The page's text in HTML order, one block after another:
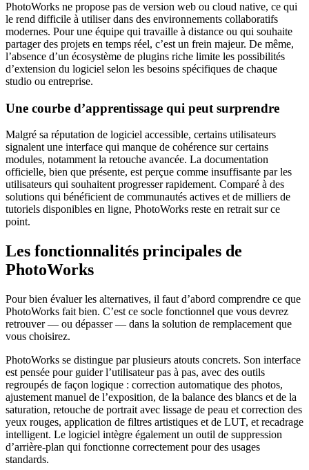
PhotoWorks ne propose pas de version web ou cloud native, ce qui
le rend difficile à utiliser dans des environnements collaboratifs
modernes. Pour une équipe qui travaille à distance ou qui souhaite
partager des projets en temps réel, c’est un frein majeur. De même,
l’absence d’un écosystème de plugins riche limite les possibilités
d’extension du logiciel selon les besoins spécifiques de chaque
studio ou entreprise.
Une courbe d’apprentissage qui peut surprendre
Malgré sa réputation de logiciel accessible, certains utilisateurs
signalent une interface qui manque de cohérence sur certains
modules, notamment la retouche avancée. La documentation
officielle, bien que présente, est perçue comme insuffisante par les
utilisateurs qui souhaitent progresser rapidement. Comparé à des
solutions qui bénéficient de communautés actives et de milliers de
tutoriels disponibles en ligne, PhotoWorks reste en retrait sur ce
point.
Les fonctionnalités principales de
PhotoWorks
Pour bien évaluer les alternatives, il faut d’abord comprendre ce que
PhotoWorks fait bien. C’est ce socle fonctionnel que vous devrez
retrouver — ou dépasser — dans la solution de remplacement que
vous choisirez.
PhotoWorks se distingue par plusieurs atouts concrets. Son interface
est pensée pour guider l’utilisateur pas à pas, avec des outils
regroupés de façon logique : correction automatique des photos,
ajustement manuel de l’exposition, de la balance des blancs et de la
saturation, retouche de portrait avec lissage de peau et correction des
yeux rouges, application de filtres artistiques et de LUT, et recadrage
intelligent. Le logiciel intègre également un outil de suppression
d’arrière-plan qui fonctionne correctement pour des usages
standards.